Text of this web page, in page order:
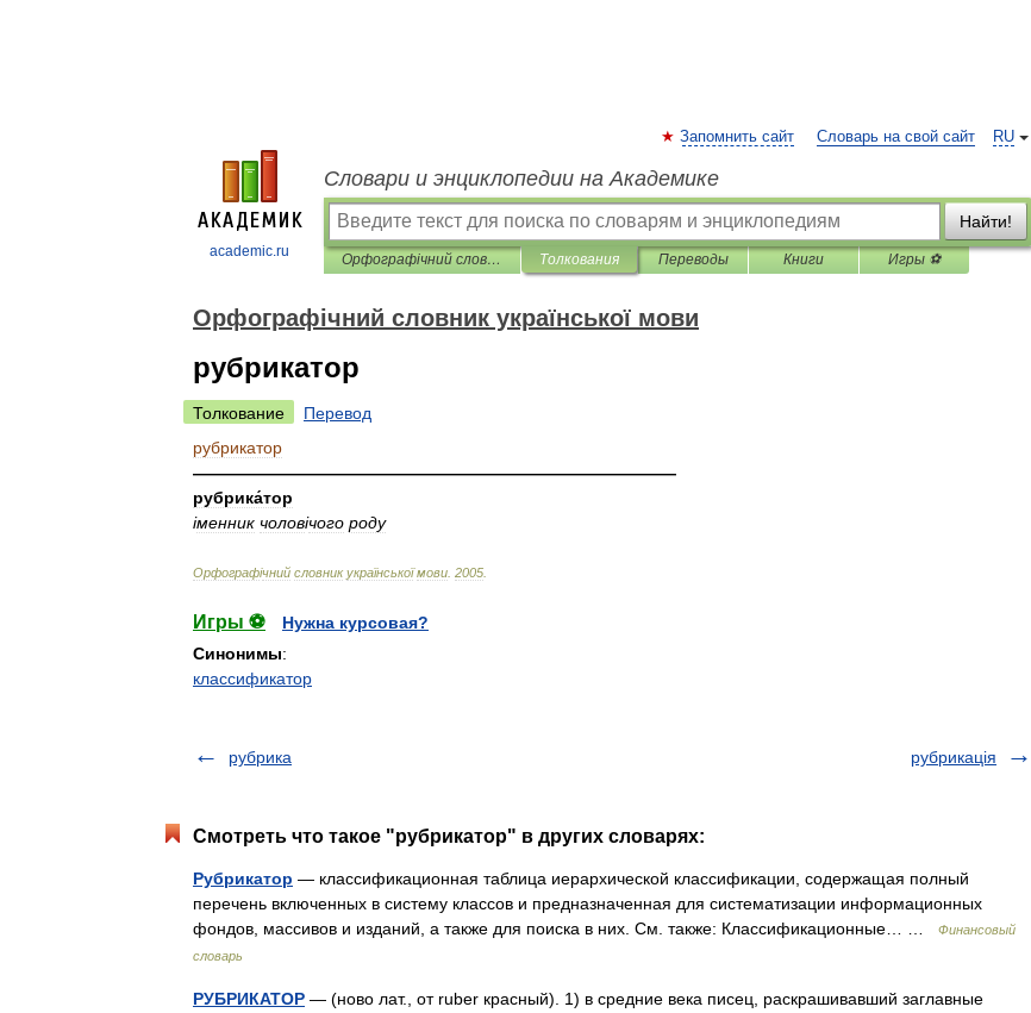
academic.ru
RU
Запомнить сайт Словарь на свой сайт
Словари и энциклопедии на Академике
Найти!
Орфографічний словник української мови Толкования Переводы Книги Игры ⚽
Орфографічний словник української мови
рубрикатор
Толкование
Перевод
рубрикатор
—————————————————————————————
рубрика́тор
іменник чоловічого роду
Орфографічний словник української мови 2005
Игры ⚽
Нужна курсовая?
Синонимы:
классификатор
рубрика рубрикація
Смотреть что такое "рубрикатор" в других словарях:
Рубрикатор — классификационная таблица иерархической классификации, содержащая полный
перечень включенных в систему классов и предназначенная для систематизации информационных
фондов, массивов и изданий, а также для поиска в них. См. также: Классификационные… …
Финансовый
словарь
РУБРИКАТОР — (ново лат., от ruber красный). 1) в средние века писец, раскрашивавший заглавные